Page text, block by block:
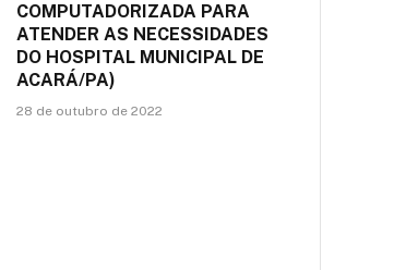
COMPUTADORIZADA PARA
ATENDER AS NECESSIDADES
DO HOSPITAL MUNICIPAL DE
ACARÁ/PA)
28 de outubro de 2022